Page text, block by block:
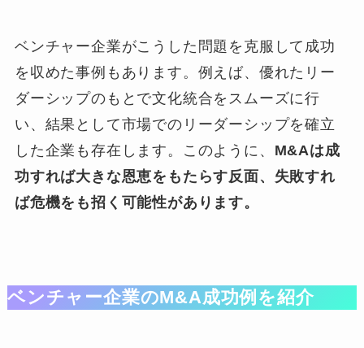
ベンチャー企業がこうした問題を克服して成功
を収めた事例もあります。例えば、優れたリー
ダーシップのもとで文化統合をスムーズに行
い、結果として市場でのリーダーシップを確立
した企業も存在します。このように、 M&Aは成
功すれば大きな恩恵をもたらす反面、失敗すれ
ば危機をも招く可能性があります。
ベンチャー企業のM&A成功例を紹介